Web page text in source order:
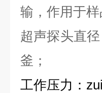
输，作用于样
超声探头直径
釜 ；
工作压力 ：